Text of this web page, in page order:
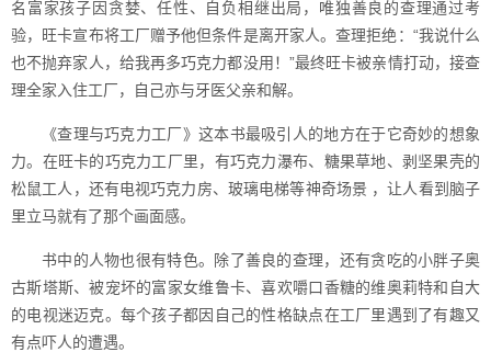
名富家孩子因贪婪、任性、自负相继出局，唯独善良的查理通过考
验，旺卡宣布将工厂赠予他但条件是离开家人。查理拒绝：“我说什么
也不抛弃家人，给我再多巧克力都没用！”最终旺卡被亲情打动，接查
理全家入住工厂，自己亦与牙医父亲和解。
《查理与巧克力工厂》这本书最吸引人的地方在于它奇妙的想象
力。在旺卡的巧克力工厂里，有巧克力瀑布、糖果草地、剥坚果壳的
松鼠工人，还有电视巧克力房、玻璃电梯等神奇场景 ，让人看到脑子
里立马就有了那个画面感。
书中的人物也很有特色。除了善良的查理，还有贪吃的小胖子奥
古斯塔斯、被宠坏的富家女维鲁卡、喜欢嚼口香糖的维奥莉特和自大
的电视迷迈克。每个孩子都因自己的性格缺点在工厂里遇到了有趣又
有点吓人的遭遇。